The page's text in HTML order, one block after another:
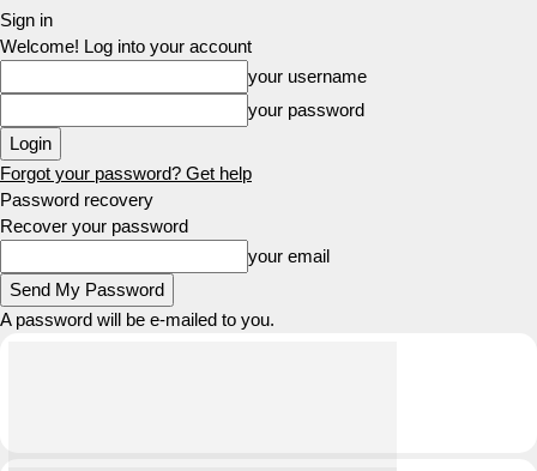
Sign in
Welcome! Log into your account
your username
your password
Forgot your password? Get help
Password recovery
Recover your password
your email
A password will be e-mailed to you.